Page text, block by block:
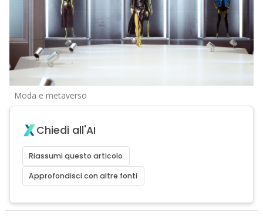
Moda e metaverso
Chiedi all'AI
Riassumi questo articolo
Approfondisci con altre fonti